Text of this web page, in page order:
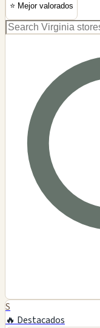
⭐ Mejor valorados
S
🔥 Destacados